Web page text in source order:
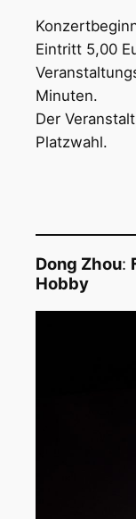
Eintritt 5,00
Minuten.
Der
Platzwahl.
Dong Zhou:
Hobby